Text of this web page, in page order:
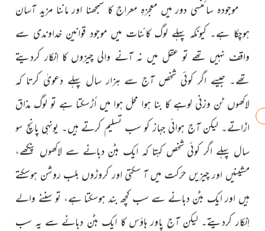
موجودہ سائنسی دور میں معجزہِ معراج کا سمجھنا اور ماننا مزید آسان
ہوچکا ہے۔ کیونکہ پہلے لوگ کائنات میں موجود قوانینِ خداوندی سے
واقف نہیں تھے تو عقل میں نہ آنے والی چیزوں کا اِنکار کردیتے
تھے۔ جیسے اگر کوئی شخص آج سے ہزار سال پہلے دعویٰ کرتا کہ
لاکھوں ٹن وزنی لوہے کا بنا ہوا محل ہوا میں اُڑسکتا ہے تو لوگ مذاق
اڑاتے۔ لیکن آج ہوائی جہاز کو سب تسلیم کرتے ہیں۔ یونہی پانچ سو
سال پہلے اگر کوئی شخص کہتا کہ ایک بٹن دبانے سے لاکھوں پنکھے،
مشینیں اور چیزیں حرَکت میں آ سکتی اور کروڑوں بلب روشن ہوسکتے
ہیں اور ایک بٹن دبانے سے سب کچھ بند ہوسکتا ہے، تو سننے والے
اِنکار کردیتے۔ لیکن آج پاور ہاؤس کا ایک بٹن دبانے سے یہ سب